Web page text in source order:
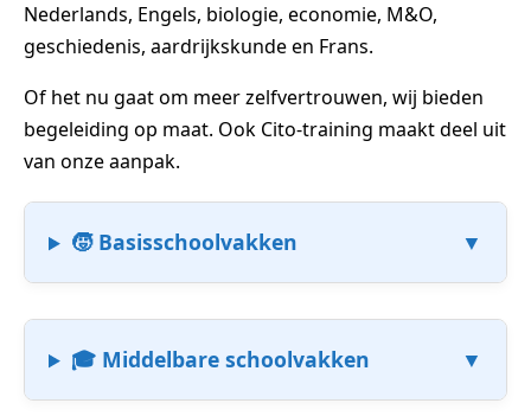
Nederlands, Engels, biologie, economie, M&O,
geschiedenis, aardrijkskunde en Frans.
Of het nu gaat om meer zelfvertrouwen, wij bieden
begeleiding op maat. Ook Cito-training maakt deel uit
van onze aanpak.
🧒 Basisschoolvakken
🎓 Middelbare schoolvakken